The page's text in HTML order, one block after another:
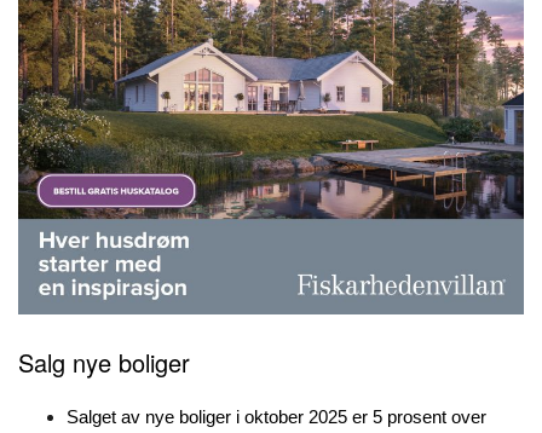
Salg nye boliger
Salget av nye boliger i oktober 2025 er 5 prosent over